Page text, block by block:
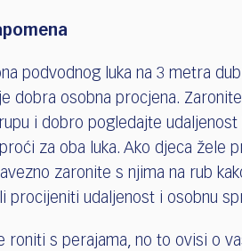
podvodnog luka na 3 metra
dobra osobna procjena.
i dobro pogledajte udaljenost
za oba luka. Ako djeca žele
zaronite s njima na rub
procijeniti udaljenost i osobnu
roniti s perajama, no to ovisi o